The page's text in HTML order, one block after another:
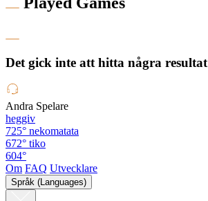
Det gick inte att hitta några resultat
Andra Spelare
heggiv
725° nekomatata
672° tiko
604°
Om FAQ Utvecklare
Språk (Languages)